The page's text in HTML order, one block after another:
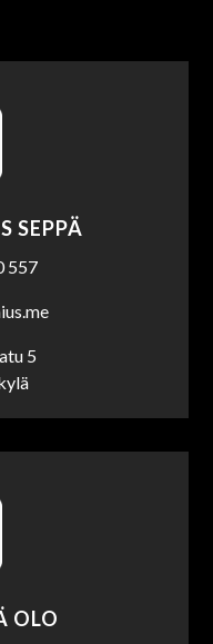
SEPPÄ
557
5
OLO